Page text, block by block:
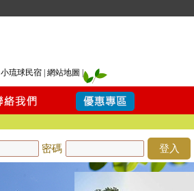
小琉球民宿 網站地圖
密碼 登入